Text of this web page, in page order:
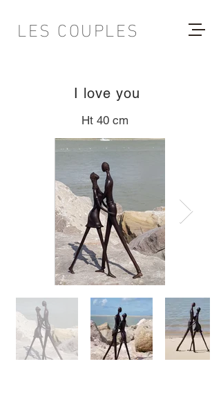
LES COUPLES
I love you
Ht 40 cm